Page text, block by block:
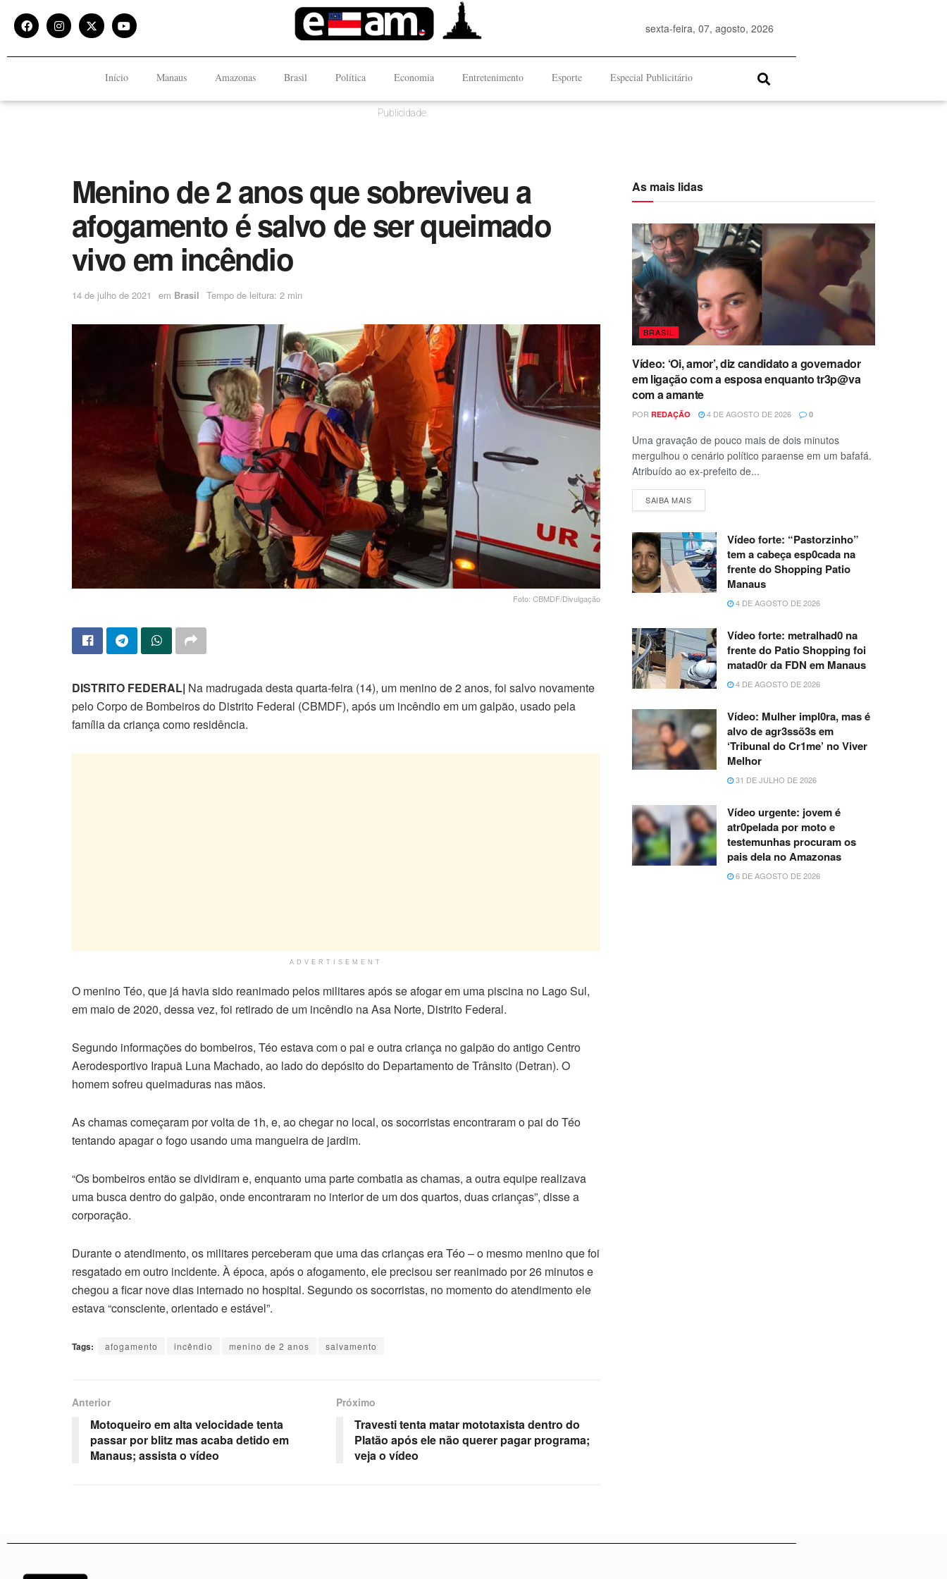
sexta-feira, 07, agosto, 2026
Início Manaus Amazonas Brasil Política Economia Entretenimento Esporte Especial Publicitário
Publicidade
Menino de 2 anos que sobreviveu a
afogamento é salvo de ser queimado
vivo em incêndio
14 de julho de 2021 em Brasil Tempo de leitura: 2 min
Foto: CBMDF/Divulgação
DISTRITO FEDERAL| Na madrugada desta quarta-feira (14), um menino de 2 anos, foi salvo novamente
pelo Corpo de Bombeiros do Distrito Federal (CBMDF), após um incêndio em um galpão, usado pela
família da criança como residência.
ADVERTISEMENT
O menino Téo, que já havia sido reanimado pelos militares após se afogar em uma piscina no Lago Sul,
em maio de 2020, dessa vez, foi retirado de um incêndio na Asa Norte, Distrito Federal.
Segundo informações do bombeiros, Téo estava com o pai e outra criança no galpão do antigo Centro
Aerodesportivo Irapuã Luna Machado, ao lado do depósito do Departamento de Trânsito (Detran). O
homem sofreu queimaduras nas mãos.
As chamas começaram por volta de 1h, e, ao chegar no local, os socorristas encontraram o pai do Téo
tentando apagar o fogo usando uma mangueira de jardim.
“Os bombeiros então se dividiram e, enquanto uma parte combatia as chamas, a outra equipe realizava
uma busca dentro do galpão, onde encontraram no interior de um dos quartos, duas crianças”, disse a
corporação.
Durante o atendimento, os militares perceberam que uma das crianças era Téo – o mesmo menino que foi
resgatado em outro incidente. À época, após o afogamento, ele precisou ser reanimado por 26 minutos e
chegou a ficar nove dias internado no hospital. Segundo os socorristas, no momento do atendimento ele
estava “consciente, orientado e estável”.
Tags: afogamento incêndio menino de 2 anos salvamento
Anterior
Motoqueiro em alta velocidade tenta
passar por blitz mas acaba detido em
Manaus; assista o vídeo
Próximo
Travesti tenta matar mototaxista dentro do
Platão após ele não querer pagar programa;
veja o vídeo
As mais lidas
BRASIL
Vídeo: ‘Oi, amor’, diz candidato a governador
em ligação com a esposa enquanto tr3p@va
com a amante
POR REDAÇÃO 4 DE AGOSTO DE 2026 0
Uma gravação de pouco mais de dois minutos
mergulhou o cenário político paraense em um bafafá.
Atribuído ao ex-prefeito de...
SAIBA MAIS
Vídeo forte: “Pastorzinho”
tem a cabeça esp0cada na
frente do Shopping Patio
Manaus
4 DE AGOSTO DE 2026
Vídeo forte: metralhad0 na
frente do Patio Shopping foi
matad0r da FDN em Manaus
4 DE AGOSTO DE 2026
Vídeo: Mulher impl0ra, mas é
alvo de agr3ssõ3s em
‘Tribunal do Cr1me’ no Viver
Melhor
31 DE JULHO DE 2026
Vídeo urgente: jovem é
atr0pelada por moto e
testemunhas procuram os
pais dela no Amazonas
6 DE AGOSTO DE 2026